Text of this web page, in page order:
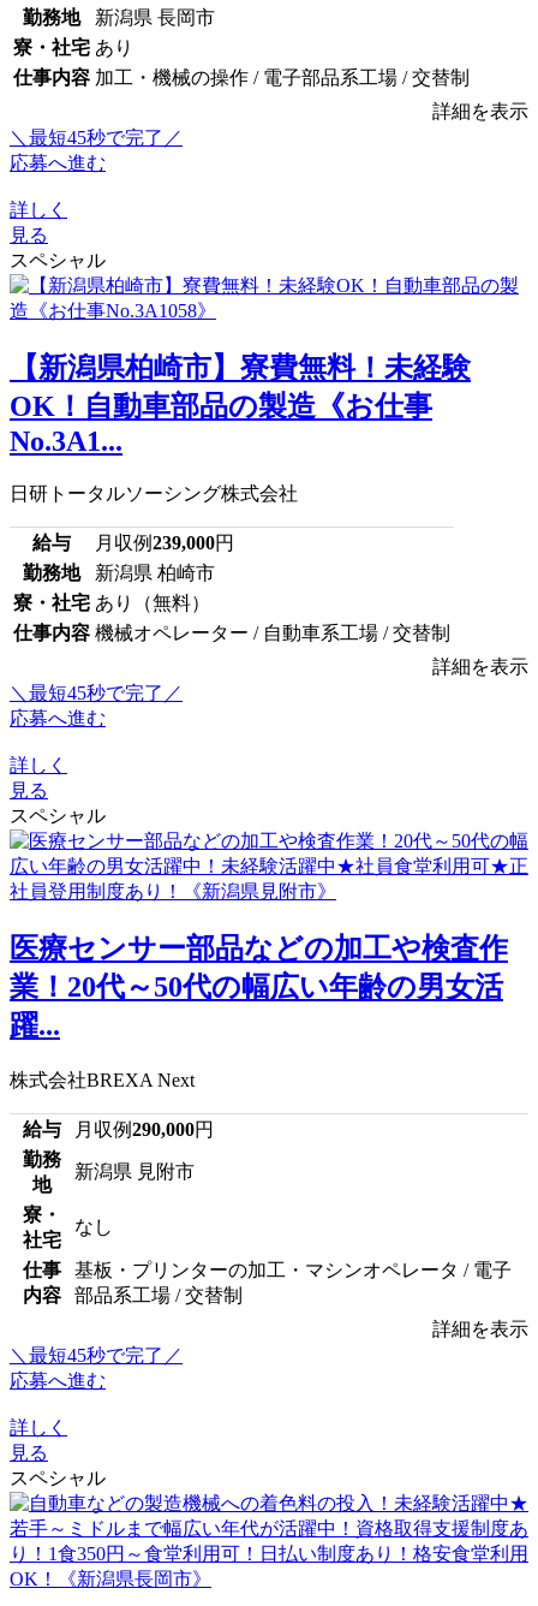
勤務地
新潟県 長岡市
寮・社宅 あり
仕事内容 加工・機械の操作 / 電子部品系工場 / 交替制
詳細を表示
＼最短45秒で完了／
応募へ進む
詳しく
見る
スペシャル
【新潟県柏崎市】寮費無料！未経験
OK！自動車部品の製造《お仕事
No.3A1...
日研トータルソーシング株式会社
給与 月収例239,000円
勤務地
新潟県 柏崎市
寮・社宅 あり（無料）
仕事内容 機械オペレーター / 自動車系工場 / 交替制
詳細を表示
＼最短45秒で完了／
応募へ進む
詳しく
見る
スペシャル
医療センサー部品などの加工や検査作
業！20代～50代の幅広い年齢の男女活
躍...
株式会社BREXA Next
給与 月収例290,000円
勤務
地
新潟県 見附市
寮・
社宅
なし
仕事
内容
基板・プリンターの加工・マシンオペレータ / 電子
部品系工場 / 交替制
詳細を表示
＼最短45秒で完了／
応募へ進む
詳しく
見る
スペシャル